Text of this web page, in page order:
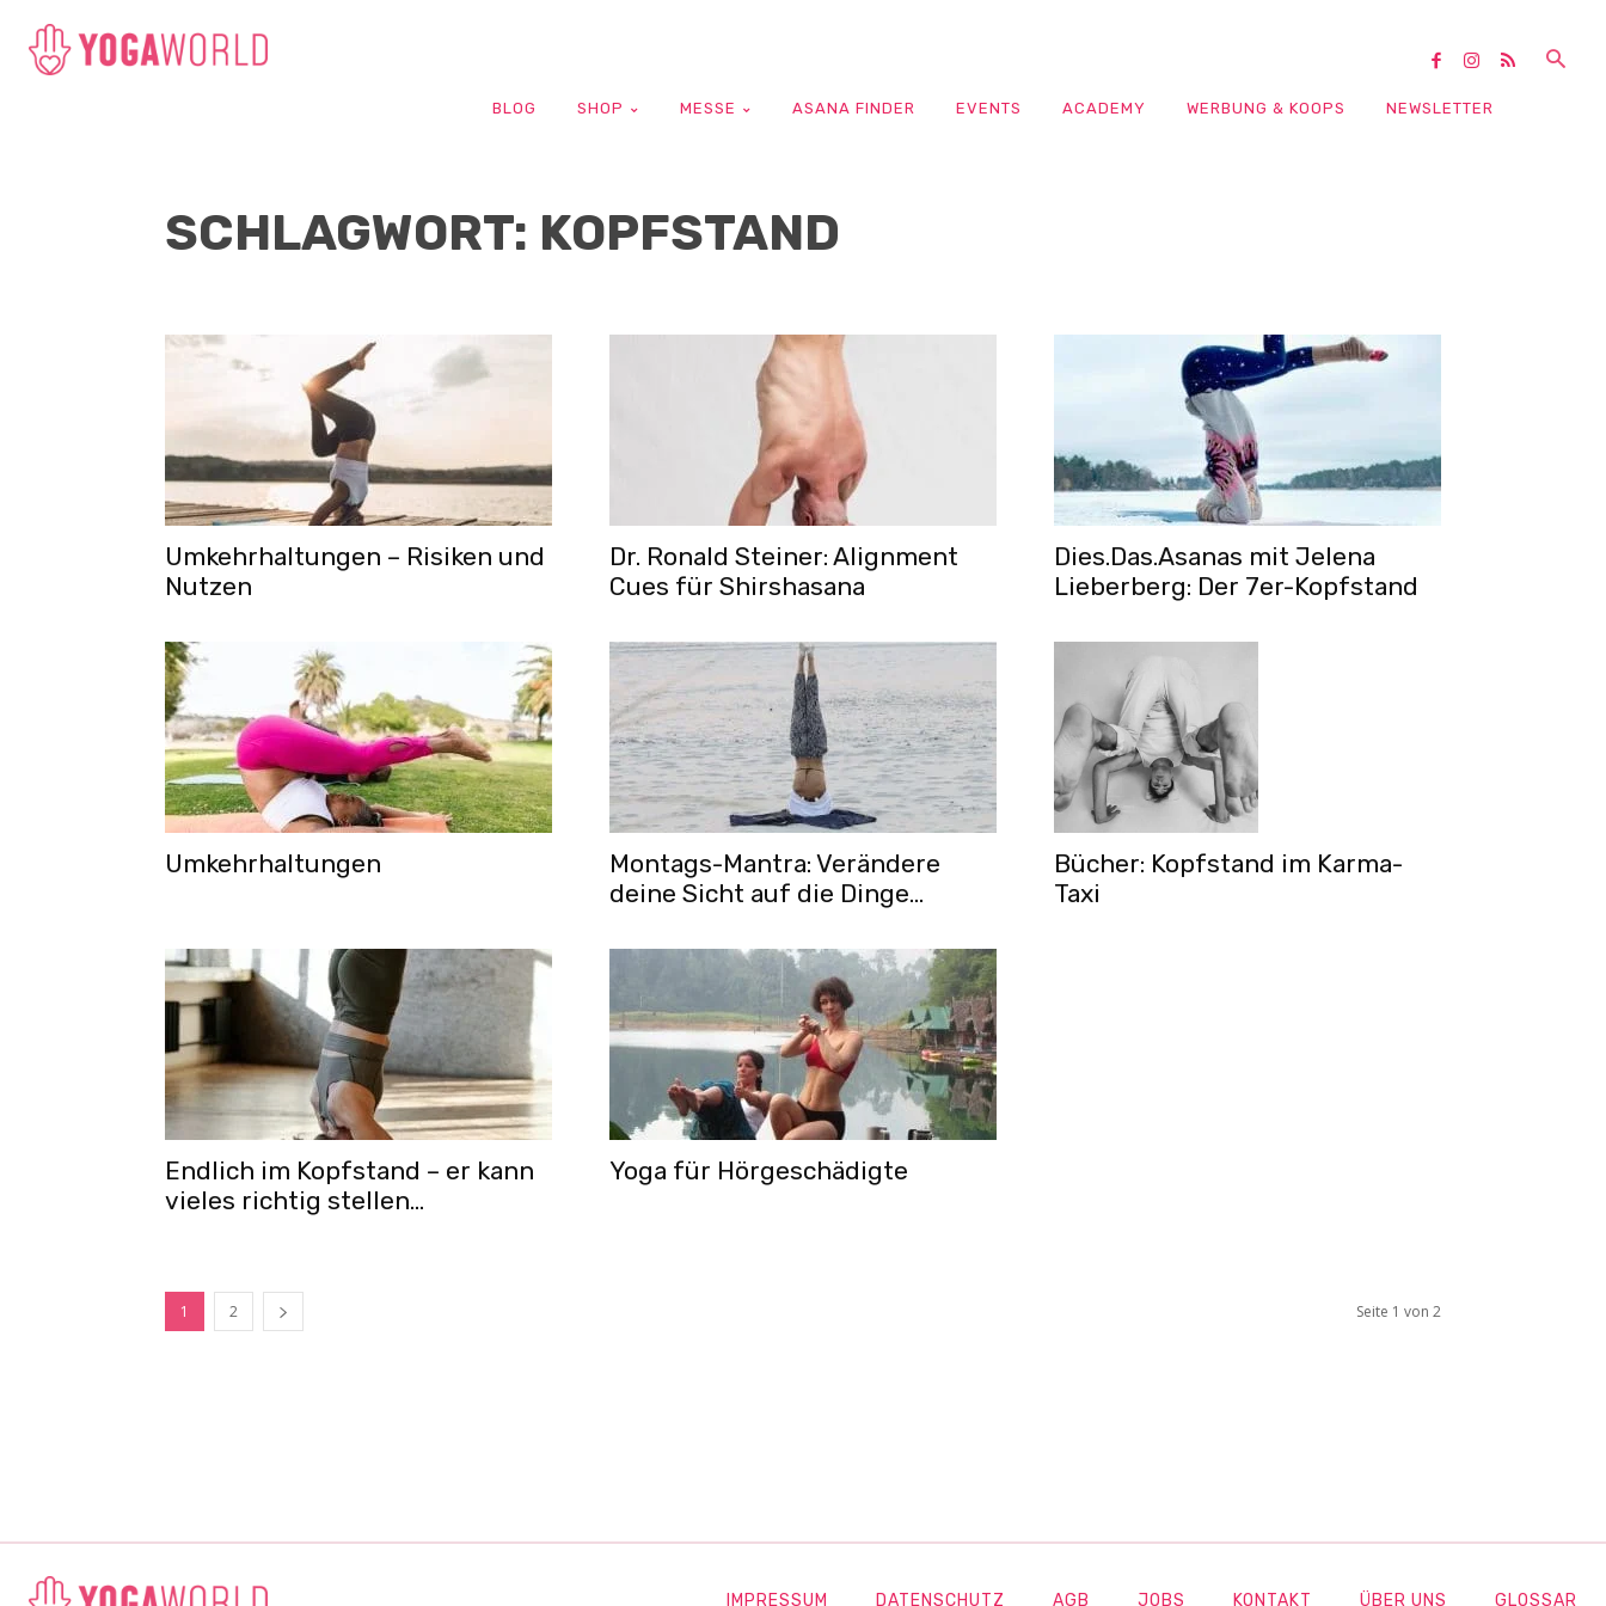
BLOG SHOP MESSE ASANA FINDER EVENTS ACADEMY WERBUNG & KOOPS NEWSLETTER
SCHLAGWORT: KOPFSTAND
Umkehrhaltungen – Risiken und
Nutzen
Dr. Ronald Steiner: Alignment
Cues für Shirshasana
Dies.Das.Asanas mit Jelena
Lieberberg: Der 7er-Kopfstand
Umkehrhaltungen
Montags-Mantra: Verändere
deine Sicht auf die Dinge…
Bücher: Kopfstand im Karma-
Taxi
Endlich im Kopfstand – er kann
vieles richtig stellen…
Yoga für Hörgeschädigte
1 2 Seite 1 von 2
IMPRESSUM DATENSCHUTZ AGB JOBS KONTAKT ÜBER UNS GLOSSAR